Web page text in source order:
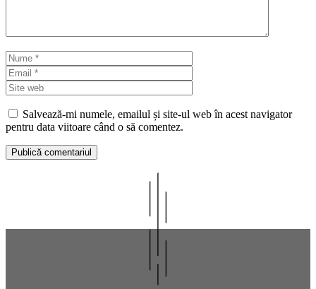
Nume
web
Salvează-mi numele, emailul și site-ul web în acest navigator
pentru data viitoare când o să comentez.